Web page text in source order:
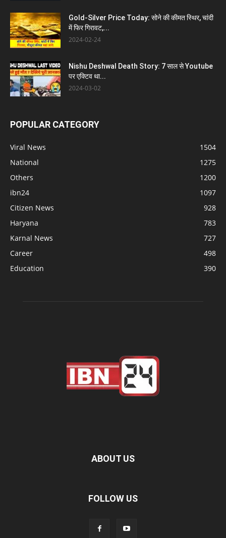
Gold-Silver Price Today: सोने की कीमत स्थिर, चांदी
में फिर गिरावट,...
2024-02-24
Nishu Deshwal Death Story: 7 साल से Youtube
पर एक्टिव था...
2024-03-02
POPULAR CATEGORY
Viral News
1504
National
1275
Others
1200
ibn24
1097
Citizen News
928
Haryana
783
Karnal News
727
Career
498
Education
390
ABOUT US
FOLLOW US